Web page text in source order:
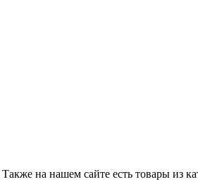
на нашем сайте есть товары из